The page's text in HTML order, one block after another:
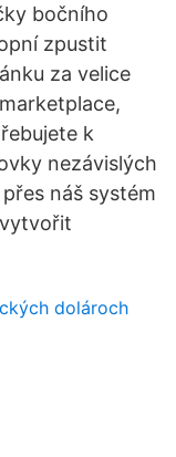
bočního
zpustit
za velice
k
nezávislých
náš systém
dolároch